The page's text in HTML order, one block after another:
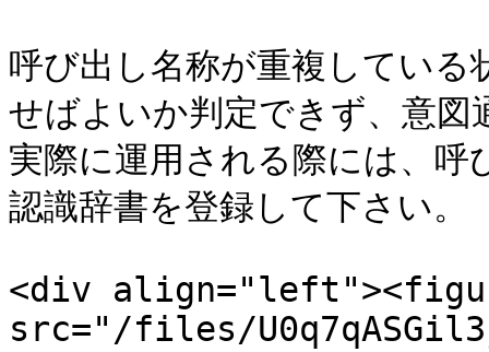
呼び出し名称が重複してい
せばよいか判定できず、意
実際に運用される際には、呼
認識辞書を登録して下さい。
<div
src="/files/